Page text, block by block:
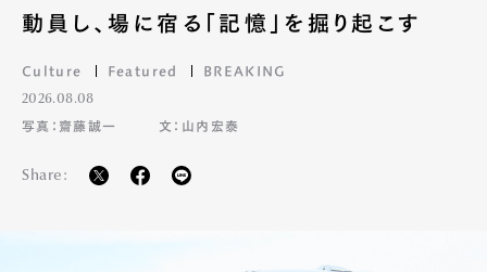
動員し、場に宿る「記憶」を掘り起こす
Culture Featured BREAKING
2026.08.08
写真：齋藤誠一
文：山内宏泰
Share: